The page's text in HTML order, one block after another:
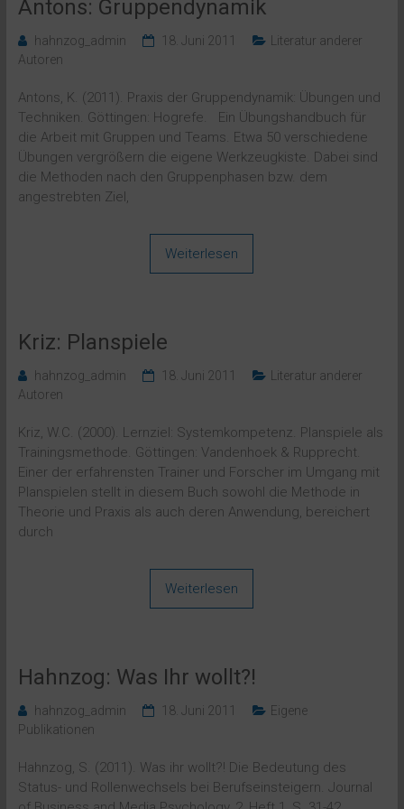
Antons: Gruppendynamik
hahnzog_admin 18. Juni 2011
Literatur anderer
Autoren
Antons, K. (2011). Praxis der Gruppendynamik: Übungen und
Techniken. Göttingen: Hogrefe. Ein Übungshandbuch für
die Arbeit mit Gruppen und Teams. Etwa 50 verschiedene
Übungen vergrößern die eigene Werkzeugkiste. Dabei sind
die Methoden nach den Gruppenphasen bzw. dem
angestrebten Ziel,
Weiterlesen
Kriz: Planspiele
hahnzog_admin 18. Juni 2011
Literatur anderer
Autoren
Kriz, W.C. (2000). Lernziel: Systemkompetenz. Planspiele als
Trainingsmethode. Göttingen: Vandenhoek & Rupprecht.
Einer der erfahrensten Trainer und Forscher im Umgang mit
Planspielen stellt in diesem Buch sowohl die Methode in
Theorie und Praxis als auch deren Anwendung, bereichert
durch
Weiterlesen
Hahnzog: Was Ihr wollt?!
hahnzog_admin 18. Juni 2011
Eigene
Publikationen
Hahnzog, S. (2011). Was ihr wollt?! Die Bedeutung des
Status- und Rollenwechsels bei Berufseinsteigern. Journal